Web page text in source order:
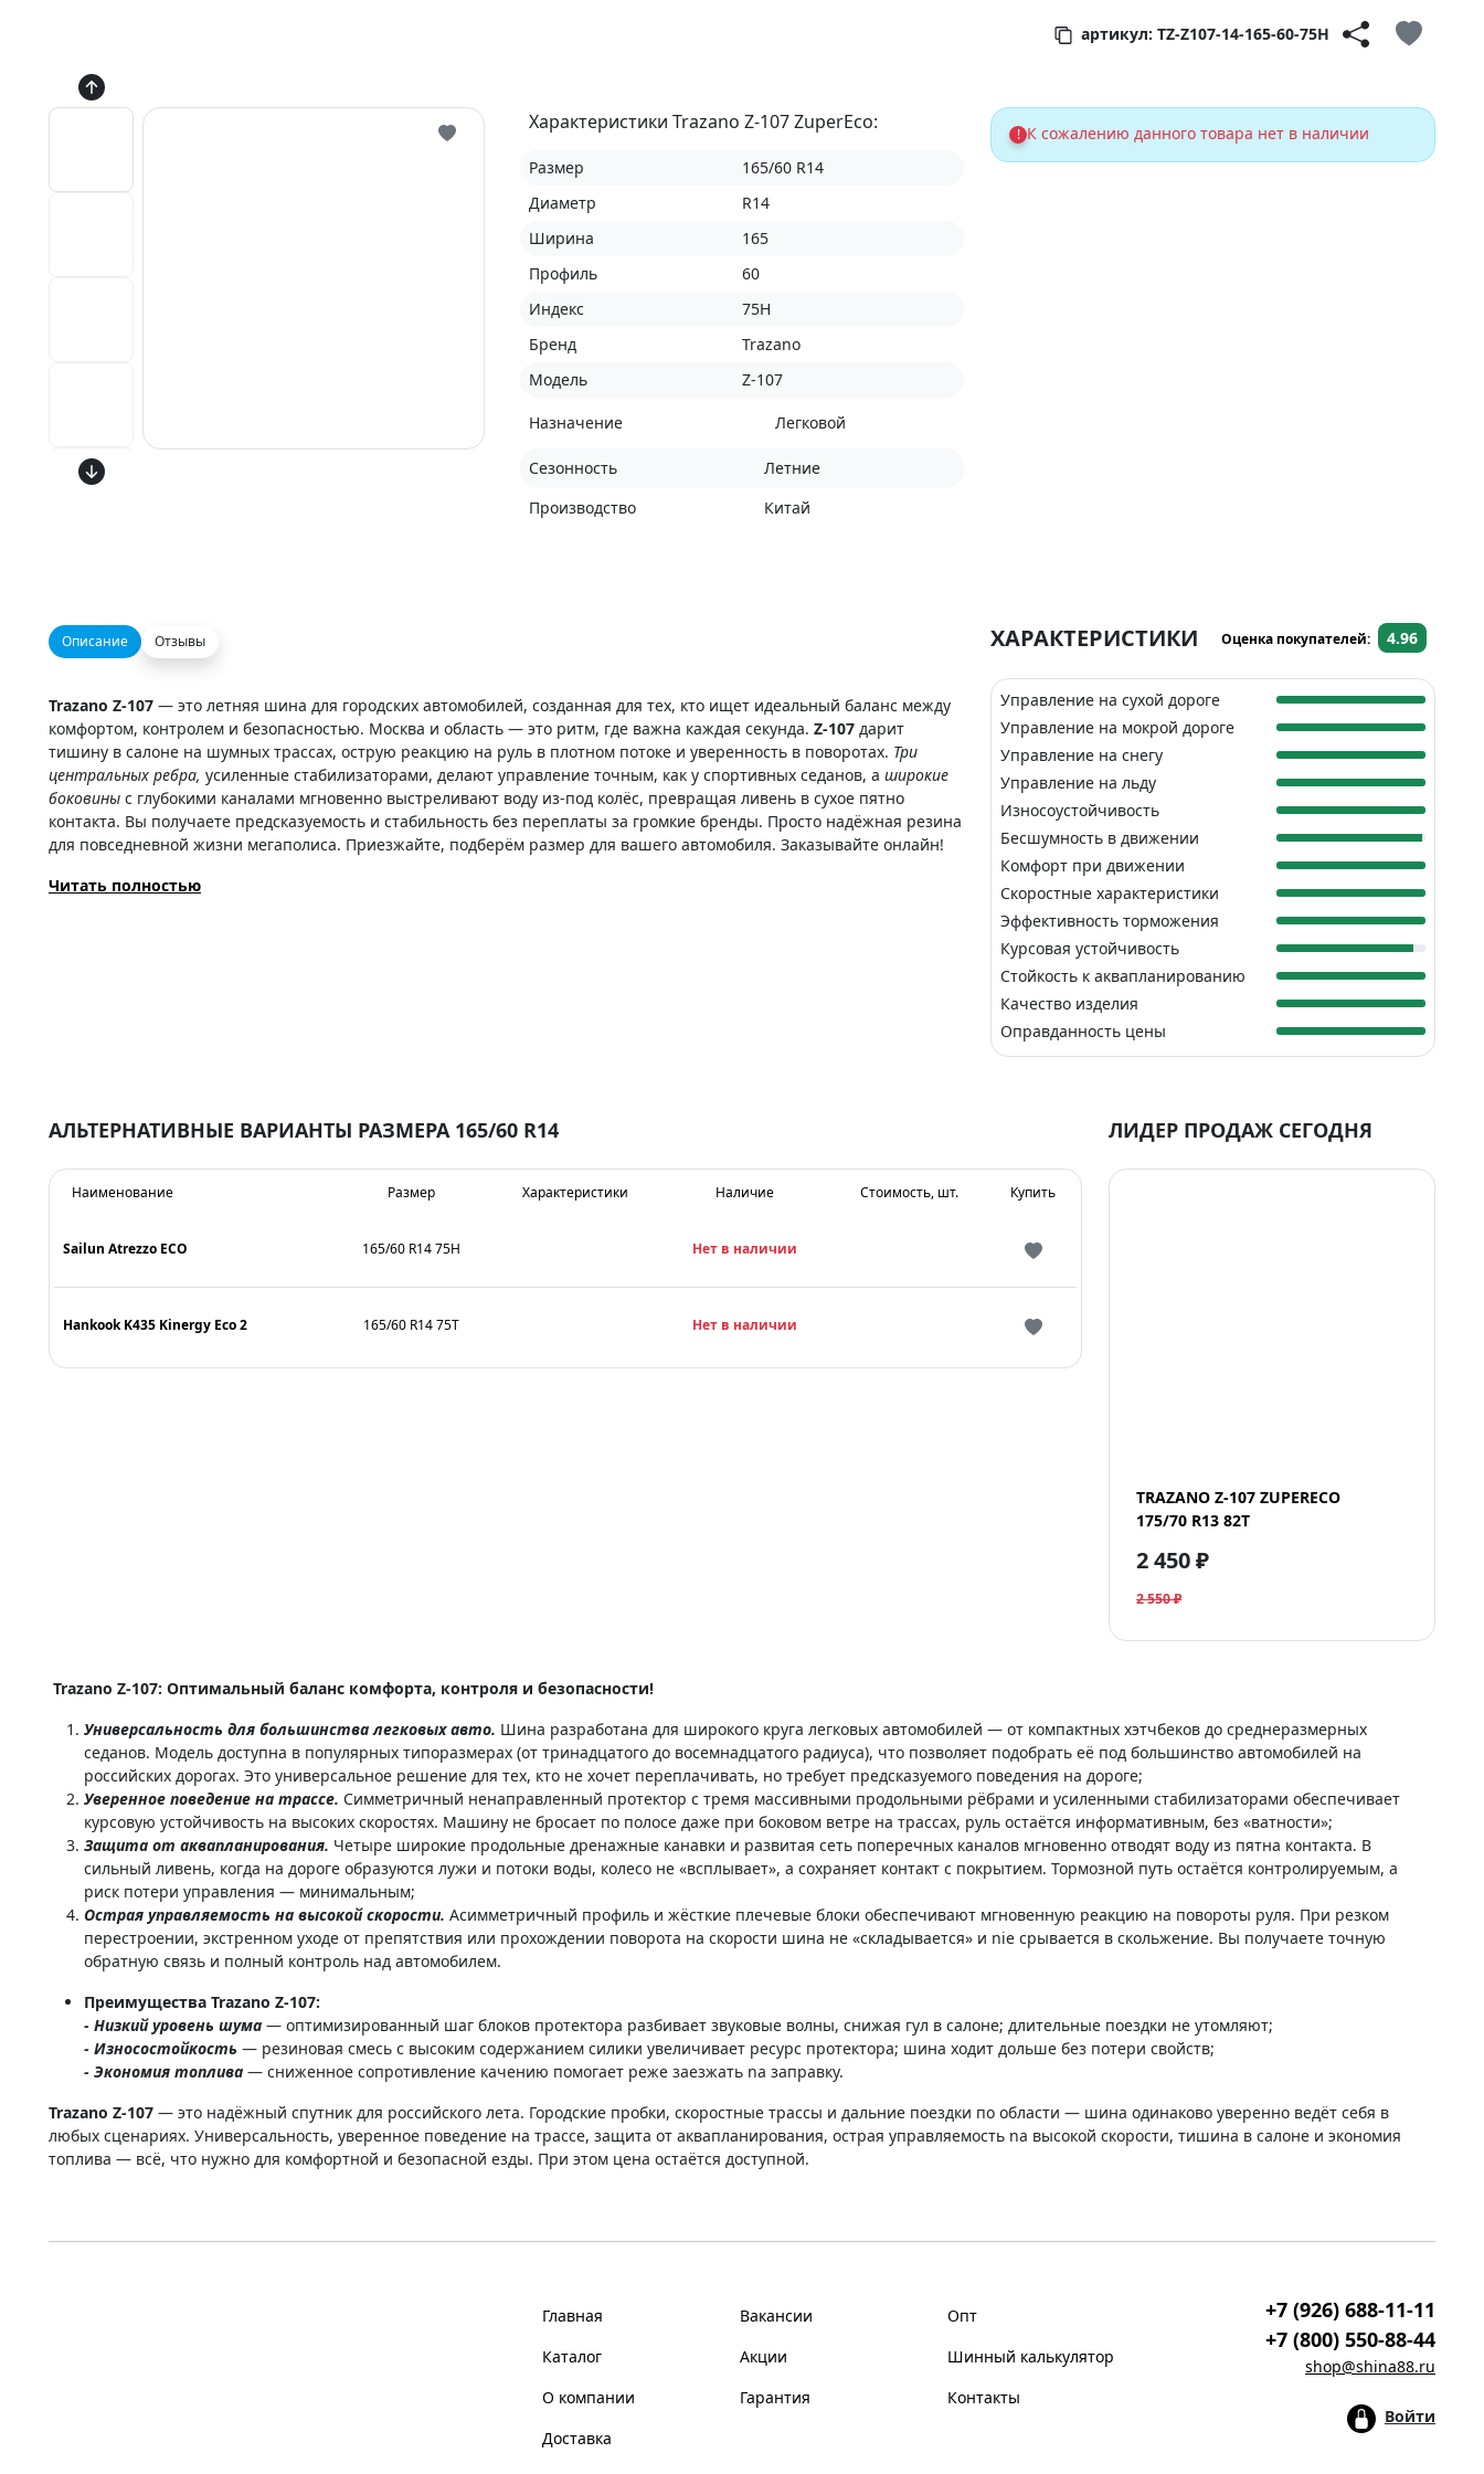
артикул: TZ-Z107-14-165-60-75H
Характеристики Trazano Z-107 ZuperEco:
Размер
165/60 R14
Диаметр
R14
Ширина
165
Профиль
60
Индекс
75H
Бренд
Trazano
Модель
Z-107
Назначение Легковой
Сезонность
Летние
Производство
Китай
! К сожалению данного товара нет в наличии
Описание Отзывы
Trazano Z-107 — это летняя шина для городских автомобилей, созданная для тех, кто ищет идеальный баланс между
комфортом, контролем и безопасностью. Москва и область — это ритм, где важна каждая секунда. Z-107 дарит
тишину в салоне на шумных трассах, острую реакцию на руль в плотном потоке и уверенность в поворотах. Три
центральных ребра, усиленные стабилизаторами, делают управление точным, как у спортивных седанов, а широкие
боковины с глубокими каналами мгновенно выстреливают воду из-под колёс, превращая ливень в сухое пятно
контакта. Вы получаете предсказуемость и стабильность без переплаты за громкие бренды. Просто надёжная резина
для повседневной жизни мегаполиса. Приезжайте, подберём размер для вашего автомобиля. Заказывайте онлайн!
Читать полностью
ХАРАКТЕРИСТИКИ Оценка покупателей: 4.96
Управление на сухой дороге
Управление на мокрой дороге
Управление на снегу
Управление на льду
Износоустойчивость
Бесшумность в движении
Комфорт при движении
Скоростные характеристики
Эффективность торможения
Курсовая устойчивость
Стойкость к аквапланированию
Качество изделия
Оправданность цены
АЛЬТЕРНАТИВНЫЕ ВАРИАНТЫ РАЗМЕРА 165/60 R14
Наименование Размер Характеристики Наличие Стоимость, шт. Купить
Sailun Atrezzo ECO 165/60 R14 75H Нет в наличии
Hankook K435 Kinergy Eco 2 165/60 R14 75T Нет в наличии
ЛИДЕР ПРОДАЖ СЕГОДНЯ
TRAZANO Z-107 ZUPERECO
175/70 R13 82T
2 450 ₽
2 550 ₽
Trazano Z-107: Оптимальный баланс комфорта, контроля и безопасности!
Универсальность для большинства легковых авто. Шина разработана для широкого круга легковых автомобилей — от компактных хэтчбеков до среднеразмерных
седанов. Модель доступна в популярных типоразмерах (от тринадцатого до восемнадцатого радиуса), что позволяет подобрать её под большинство автомобилей на
российских дорогах. Это универсальное решение для тех, кто не хочет переплачивать, но требует предсказуемого поведения на дороге;
Уверенное поведение на трассе. Симметричный ненаправленный протектор с тремя массивными продольными рёбрами и усиленными стабилизаторами обеспечивает
курсовую устойчивость на высоких скоростях. Машину не бросает по полосе даже при боковом ветре на трассах, руль остаётся информативным, без «ватности»;
Защита от аквапланирования. Четыре широкие продольные дренажные канавки и развитая сеть поперечных каналов мгновенно отводят воду из пятна контакта. В
сильный ливень, когда на дороге образуются лужи и потоки воды, колесо не «всплывает», а сохраняет контакт с покрытием. Тормозной путь остаётся контролируемым, а
риск потери управления — минимальным;
Острая управляемость на высокой скорости. Асимметричный профиль и жёсткие плечевые блоки обеспечивают мгновенную реакцию нa повороты руля. При резком
перестроении, экстренном уходе от препятствия или прохождении поворота на скорости шина не «складывается» и nie срывается в скольжение. Вы получаете точную
обратную связь и полный контроль над автомобилем.
Преимущества Trazano Z-107:
- Низкий уровень шума — оптимизированный шаг блоков протектора разбивает звуковые волны, снижая гул в салоне; длительные поездки не утомляют;
- Износостойкость — резиновая смесь с высоким содержанием силики увеличивает ресурс протектора; шина ходит дольше без потери свойств;
- Экономия топлива — сниженное сопротивление качению помогает реже заезжать na заправку.
Trazano Z-107 — это надёжный спутник для российского лета. Городские пробки, скоростные трассы и дальние поездки по области — шина одинаково уверенно ведёт себя в
любых сценариях. Универсальность, уверенное поведение на трассе, защита от аквапланирования, острая управляемость na высокой скорости, тишина в салоне и экономия
топлива — всё, что нужно для комфортной и безопасной езды. При этом цена остаётся доступной.
Главная
Каталог
О компании
Доставка
Вакансии
Акции
Гарантия
Опт
Шинный калькулятор
Контакты
+7 (926) 688-11-11
+7 (800) 550-88-44
shop@shina88.ru
Войти